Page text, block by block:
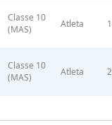
Classe 10
(MAS)
Atleta
Classe 10
(MAS)
Atleta